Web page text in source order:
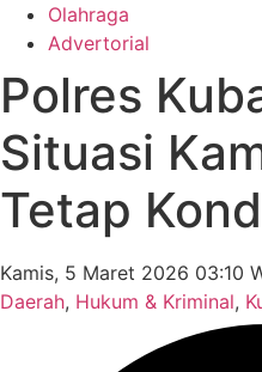
Olahraga
Advertorial
Polres
Situasi
Tetap
Kamis, 5 Maret 2026 03:10
Daerah, Hukum & Kriminal,